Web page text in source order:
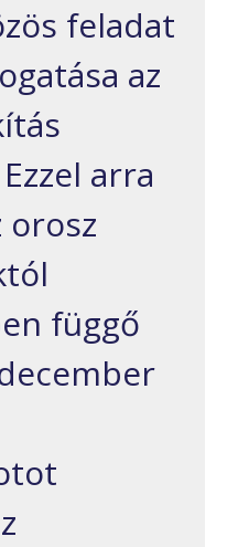
feladat
az
arra
orosz
függő